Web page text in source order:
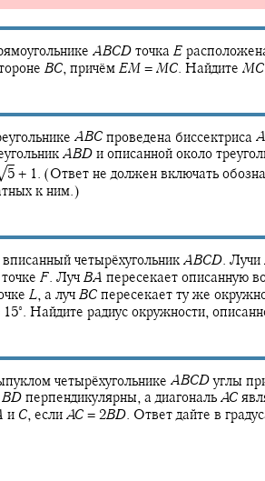
ABCD точка E
BC, причём EM = MC. Найдите MC
ABC проведена биссектриса A
ABD и описанной около
5 + 1. (Ответ не должен включать
к ним.)
четырёхугольник ABCD. Лучи
F. Луч BA пересекает описанную
L, а луч BC пересекает ту же
15‍∘ . Найдите радиус окружности,
четырёхугольнике ABCDуглы
BD перпендикулярны, а диагональ AC
и C, если AC = 2BD. Ответ дайте в